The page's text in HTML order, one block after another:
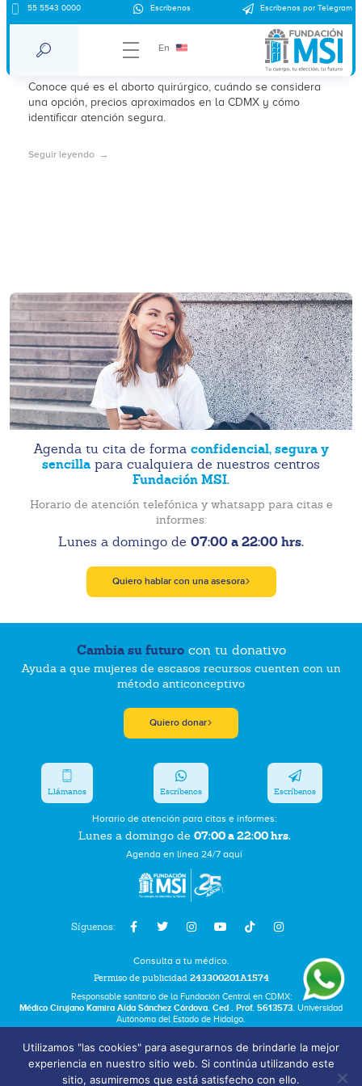
55 5543 0000 Escríbenos Escríbenos por Telegram
En
Aborto quirúrgico en clínica Pedregal
CDMX: qué es, cuándo se considera y
precios aproximados 2026
Conoce qué es el aborto quirúrgico, cuándo se considera
una opción, precios aproximados en la CDMX y cómo
identificar atención segura.
Seguir leyendo
Agenda tu cita de forma confidencial, segura y
sencilla para cualquiera de nuestros centros
Fundación MSI.
Horario de atención telefónica y whatsapp para citas e
informes:
Lunes a domingo de 07:00 a 22:00 hrs.
Quiero hablar con una asesora
Cambia su futurocon tu donativo
Ayuda a que mujeres de escasos recursos cuenten con un
método anticonceptivo
Quiero donar
Síguenos:
Horario de atención para citas e informes:
Lunes a domingo de 07:00 a 22:00 hrs.
Agenda en línea 24/7 aquí
Llámanos Escríbenos Escríbenos
Consulta a tu médico.
Permiso de publicidad 243300201A1574
Responsable sanitario de la Fundación Central en CDMX:
Médico Cirujano Kamira Aída Sánchez Córdova. Ced . Prof. 5613573. Universidad
Autónoma del Estado de Hidalgo.
Términos y Condiciones
Bolsa de Trabajo
Utilizamos "las cookies" para asegurarnos de brindarle la mejor
experiencia en nuestro sitio web. Si continúa utilizando este
sitio, asumiremos que está satisfecho con ello.